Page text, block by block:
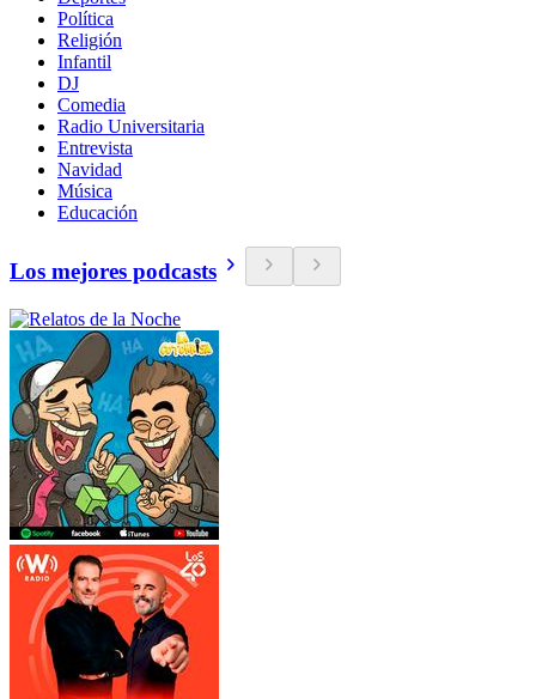
Política
Religión
Infantil
DJ
Comedia
Radio Universitaria
Entrevista
Navidad
Música
Educación
Los mejores podcasts